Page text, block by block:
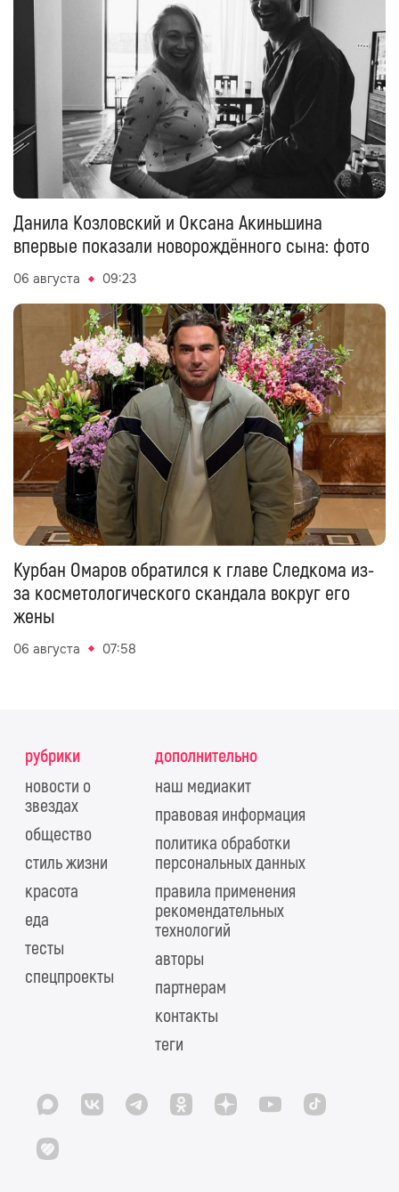
Данила Козловский и Оксана Акиньшина
впервые показали новорождённого сына: фото
06 августа 09:23
Курбан Омаров обратился к главе Следкома из-
за косметологического скандала вокруг его
жены
06 августа 07:58
рубрики
новости о
звездах
общество
стиль жизни
красота
еда
тесты
спецпроекты
дополнительно
наш медиакит
правовая информация
политика обработки
персональных данных
правила применения
рекомендательных
технологий
авторы
партнерам
контакты
теги